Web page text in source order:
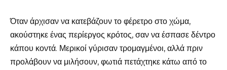
Όταν άρχισαν να κατεβάζουν το φέρετρο στο χώμα,
ακούστηκε ένας περίεργος κρότος, σαν να έσπασε δέντρο
κάπου κοντά. Μερικοί γύρισαν τρομαγμένοι, αλλά πριν
προλάβουν να μιλήσουν, φωτιά πετάχτηκε κάτω από το